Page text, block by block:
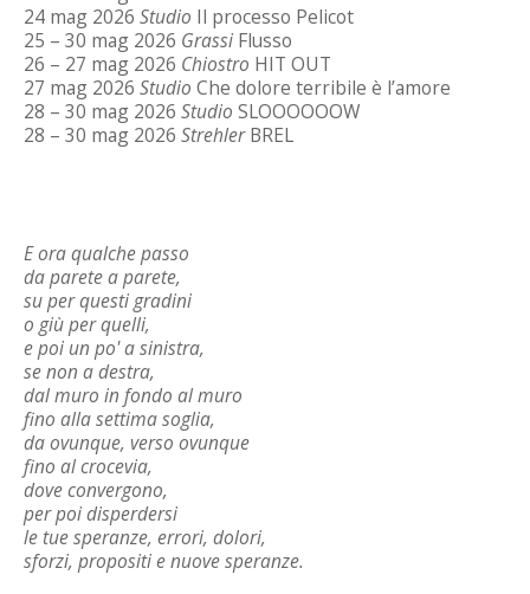
24 mag 2026 Studio Il processo Pelicot
25 – 30 mag 2026 Grassi Flusso
26 – 27 mag 2026 Chiostro HIT OUT
27 mag 2026 Studio Che dolore terribile è l’amore
28 – 30 mag 2026 Studio SLOOOOOOW
28 – 30 mag 2026 StrehlerBREL
E ora qualche passo
da parete a parete,
su per questi gradini
o giù per quelli,
e poi un po' a sinistra,
se non a destra,
dal muro in fondo al muro
fino alla settima soglia,
da ovunque, verso ovunque
fino al crocevia,
dove convergono,
per poi disperdersi
le tue speranze, errori, dolori,
sforzi, propositi e nuove speranze.